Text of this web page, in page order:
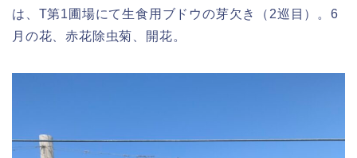
は、T第1圃場にて生食用ブドウの芽欠き（2巡目）。6
月の花、赤花除虫菊、開花。